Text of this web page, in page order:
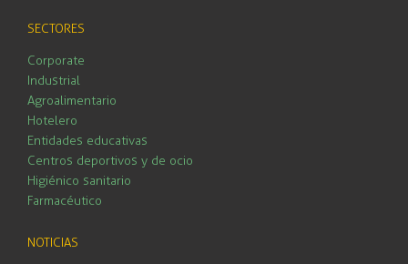
SECTORES
Corporate
Industrial
Agroalimentario
Hotelero
Entidades educativas
Centros deportivos y de ocio
Higiénico sanitario
Farmacéutico
NOTICIAS